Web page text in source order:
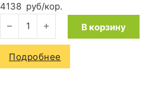
4138 руб/кор.
Количество товара Ламинат
В корзину
Подробнее